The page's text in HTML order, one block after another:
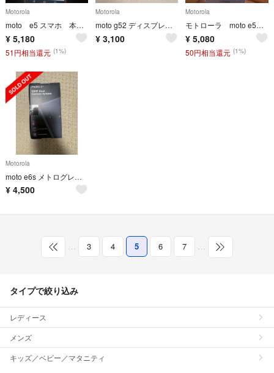
Motorola
moto e5 スマホ 本体 モトローラ スマートフォン 本体 ワイモバイル
¥ 5,180
51円相当還元 (1%)
Motorola
moto g52 ディスプレイとフレーム 新品 motorola
¥ 3,100
Motorola
モトローラ moto e5 SIMフリースマートフォン本体 ワイモバイル
¥ 5,080
50円相当還元 (1%)
Motorola
moto e6s メトログレー 32GB
¥ 4,500
3 4 5 6 7
タイプで絞り込み
レディース
メンズ
キッズ／ベビー／マタニティ